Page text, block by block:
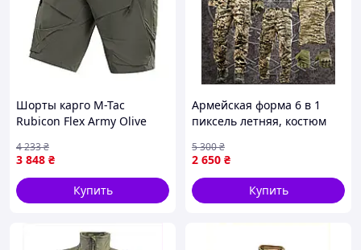
Шорты карго M-Tac
Rubicon Flex Army Olive
водоотталкивающие 4-Way
Stretch 2XL 2007-VO
3 848 ₴
4 233₴
Купить
Армейская форма 6 в 1
пиксель летняя, костюм
комплект, форма боевая
пиксель
2 650 ₴
5 300₴
Купить